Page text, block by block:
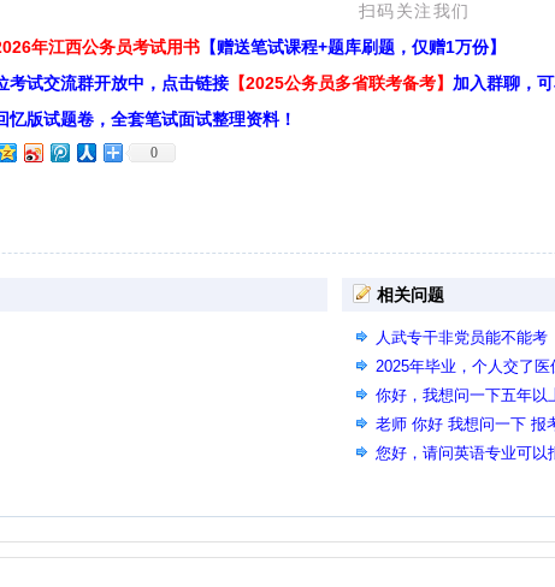
关注我们
年江西公务员考试用书 【赠送笔试课程+题库刷题，仅赠1万份】
考试交流群开放中，点击链接 【2025公务员多省联考备考】 加入群聊，
忆版试题卷，全套笔试面试整理资料！
0
相关问题
人武专干非党员能不能考
2025年毕业，个人交了
你好，我想问一下五年以
括五年）大学生退役士兵
老师 你好 我想问一下 报
您好，请问英语专业可以